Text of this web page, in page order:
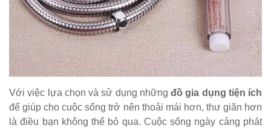
Với việc lựa chọn và sử dụng những đồ gia dụng tiện ích
để giúp cho cuộc sống trở nên thoải mái hơn, thư giãn hơn
là điều bạn không thể bỏ qua. Cuộc sống ngày cảng phát